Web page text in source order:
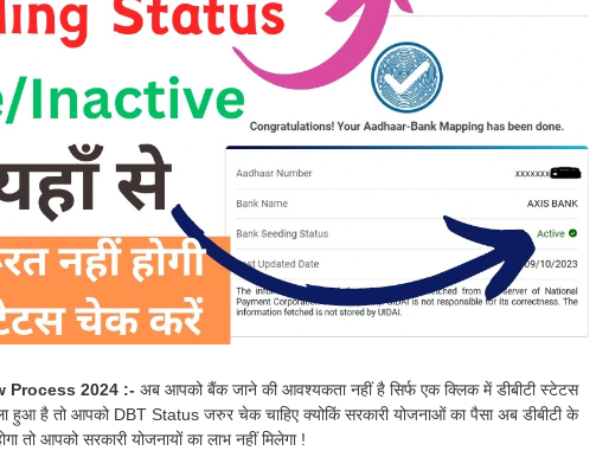
Process 2024 :- अब आपको बैंक जाने की आवश्यकता नहीं है सिर्फ एक क्लिक में डीबीटी स्टेटस
है तो आपको DBT Status जरुर चेक चाहिए क्योकिं सरकारी योजनाओं का पैसा अब डीबीटी के
तो आपको सरकारी योजनायों का लाभ नहीं मिलेगा !